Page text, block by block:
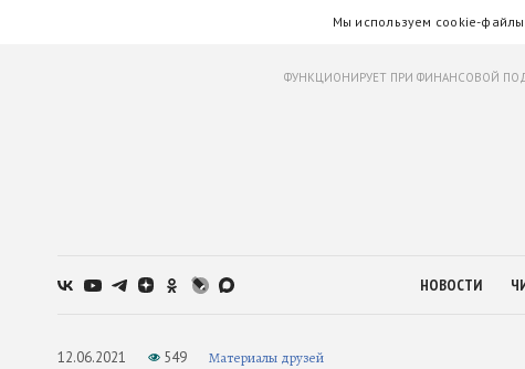
Мы используем cookie-
ФУНКЦИОНИРУЕТ ПРИ ФИНАНСОВОЙ
НОВОСТИ
12.06.2021 549 Материалы друзей